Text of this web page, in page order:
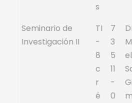
s
Seminario de
Investigación II
TI
-
8
c
r
é
7
3
5
11
-
0